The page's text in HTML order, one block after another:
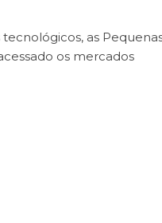
as
os mercados